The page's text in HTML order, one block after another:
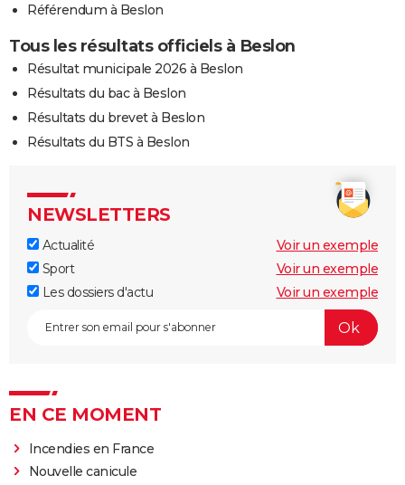
Référendum à Beslon
Tous les résultats officiels à Beslon
Résultat municipale 2026 à Beslon
Résultats du bac à Beslon
Résultats du brevet à Beslon
Résultats du BTS à Beslon
NEWSLETTERS
Actualité
Voir un exemple
Sport
Voir un exemple
Les dossiers d'actu
Voir un exemple
EN CE MOMENT
Incendies en France
Nouvelle canicule